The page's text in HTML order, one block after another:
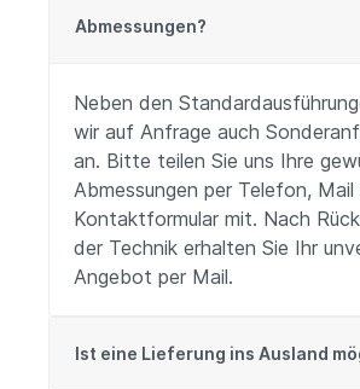
Abmessungen?
Neben den
wir auf Anfrage auch
an. Bitte teilen Sie uns Ihre
Abmessungen per Telefon,
Kontaktformular mit. Nach
der Technik erhalten Sie Ihr
Angebot per Mail.
Ist eine Lieferung ins Ausland